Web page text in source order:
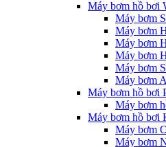
Máy bơm hồ bơi
Máy bơm
Máy bơm
Máy bơm
Máy bơm
Máy bơm
Máy bơm
Máy bơm hồ bơi
Máy bơm
Máy bơm hồ bơi
Máy bơm
Máy bơm